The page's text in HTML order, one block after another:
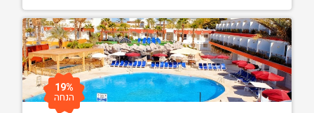
19%
הנחה